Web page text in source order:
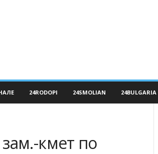
24RODOPI 24SMOLIAN 24BULGARIA
кмет по